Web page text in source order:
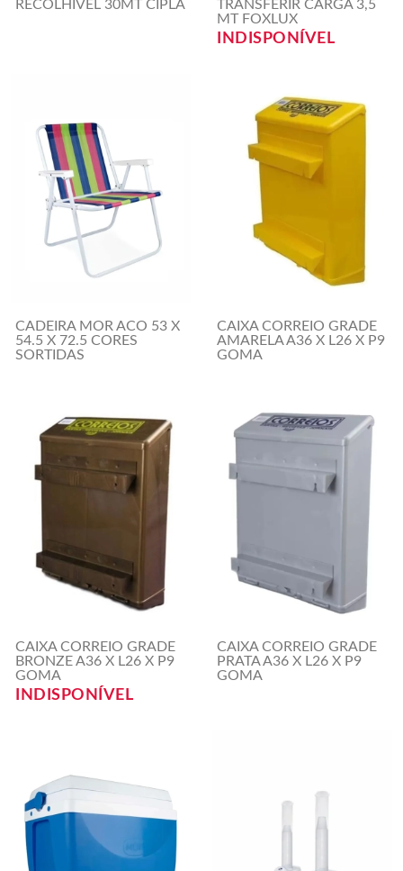
RECOLHIVEL 30MT CIPLA
TRANSFERIR CARGA 3,5
MT FOXLUX
INDISPONÍVEL
CADEIRA MOR ACO 53 X
54.5 X 72.5 CORES
SORTIDAS
CAIXA CORREIO GRADE
AMARELA A36 X L26 X P9
GOMA
CAIXA CORREIO GRADE
BRONZE A36 X L26 X P9
GOMA
INDISPONÍVEL
CAIXA CORREIO GRADE
PRATA A36 X L26 X P9
GOMA